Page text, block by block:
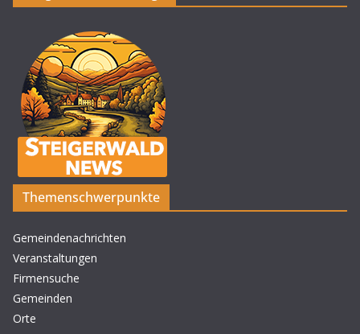
Themenschwerpunkte
Gemeindenachrichten
Veranstaltungen
Firmensuche
Gemeinden
Orte